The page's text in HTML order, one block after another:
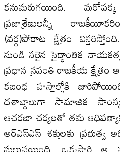
కనుమరుగయింది.
ప్రజాశ్రేణులన్నీ
(వర్గ)పోరాట క్షేత్రం
నుండి సరైన సైద్ధాంతిక
ప్రధాన స్రవంతి రాజకీయ
కబంధ హస్తాల్లోకి
దశాబ్దాలుగా సామాజిక
ఆచరణా చర్యలతో తమ
ఆర్ఎస్ఎస్ శక్తులకు